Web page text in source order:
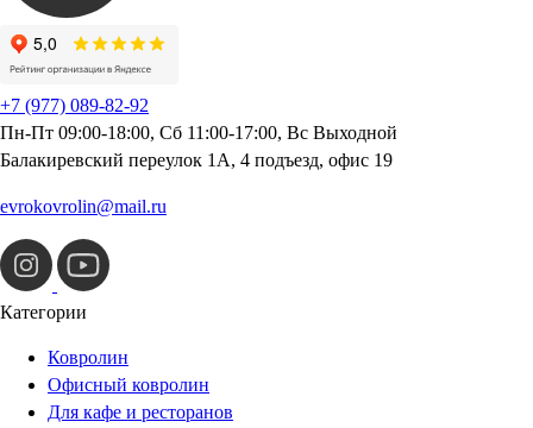
+7 (977) 089-82-92
Пн-Пт 09:00-18:00, Сб 11:00-17:00, Вс Выходной
Балакиревский переулок 1А, 4 подъезд, офис 19
evrokovrolin@mail.ru
Категории
Ковролин
Офисный ковролин
Для кафе и ресторанов